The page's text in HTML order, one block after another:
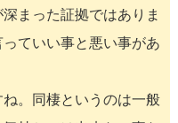
まった証拠ではありま
ていい事と悪い事があ
。同棲というのは一般